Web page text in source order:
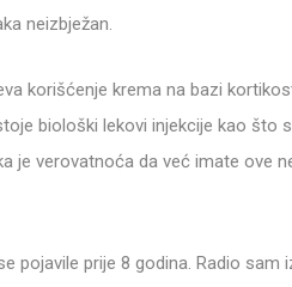
neizbježan.
korišćenje krema na bazi
biološki lekovi injekcije kao što
je verovatnoća da već imate ove
pojavile prije 8 godina. Radio